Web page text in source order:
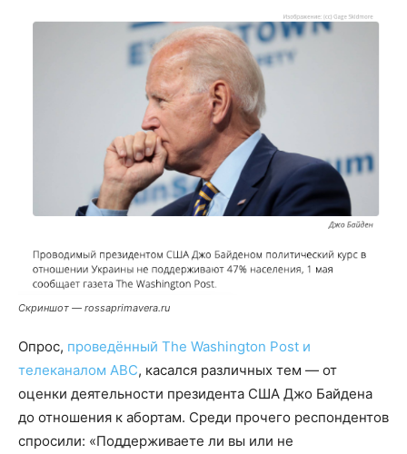
Скриншот — rossaprimavera.ru
Опрос, проведённый The Washington Post и
телеканалом ABC, касался различных тем — от
оценки деятельности президента США Джо Байдена
до отношения к абортам. Среди прочего респондентов
спросили: «Поддерживаете ли вы или не